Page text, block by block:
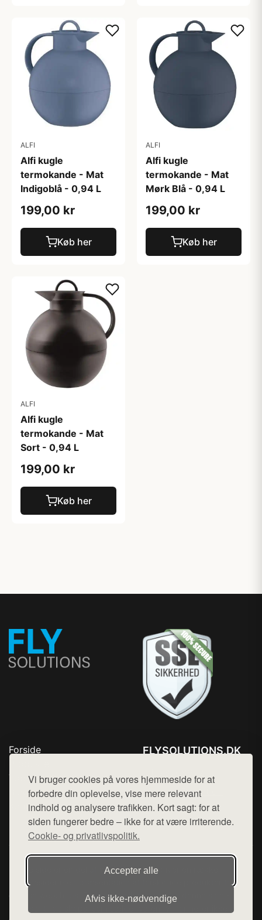
Vi bruger cookies på vores hjemmeside for at
forbedre din oplevelse, vise mere relevant
indhold og analysere trafikken. Kort sagt: for at
siden fungerer bedre – ikke for at være irriterende.
Cookie- og privatlivspolitik.
Accepter alle
Afvis ikke‑nødvendige
ALFI
Alfi kugle
termokande - Mat
Indigoblå - 0,94 L
199,00 kr
Køb her
ALFI
Alfi kugle
termokande - Mat
Mørk Blå - 0,94 L
199,00 kr
Køb her
ALFI
Alfi kugle
termokande - Mat
Sort - 0,94 L
199,00 kr
Køb her
Forside
Top Rabatter
Blog
Kontakt
FLYSOLUTIONS.DK
Mail: hej@want.dk
Cookie- og privatlivspolitik
Denne side er en del af want.dk, der udgiver en række
hjemmesider med præsentation af forskellige produkter fra
diverse webshops. Der sælges ikke varer fra denne side - vi
henviser til de shops, som sælger varen. Vi har heller ikke